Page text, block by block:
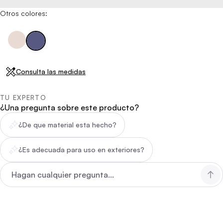
Otros colores:
Consulta las medidas
TU EXPERTO
¿Una pregunta sobre este producto?
¿De que material esta hecho?
¿Es adecuada para uso en exteriores?